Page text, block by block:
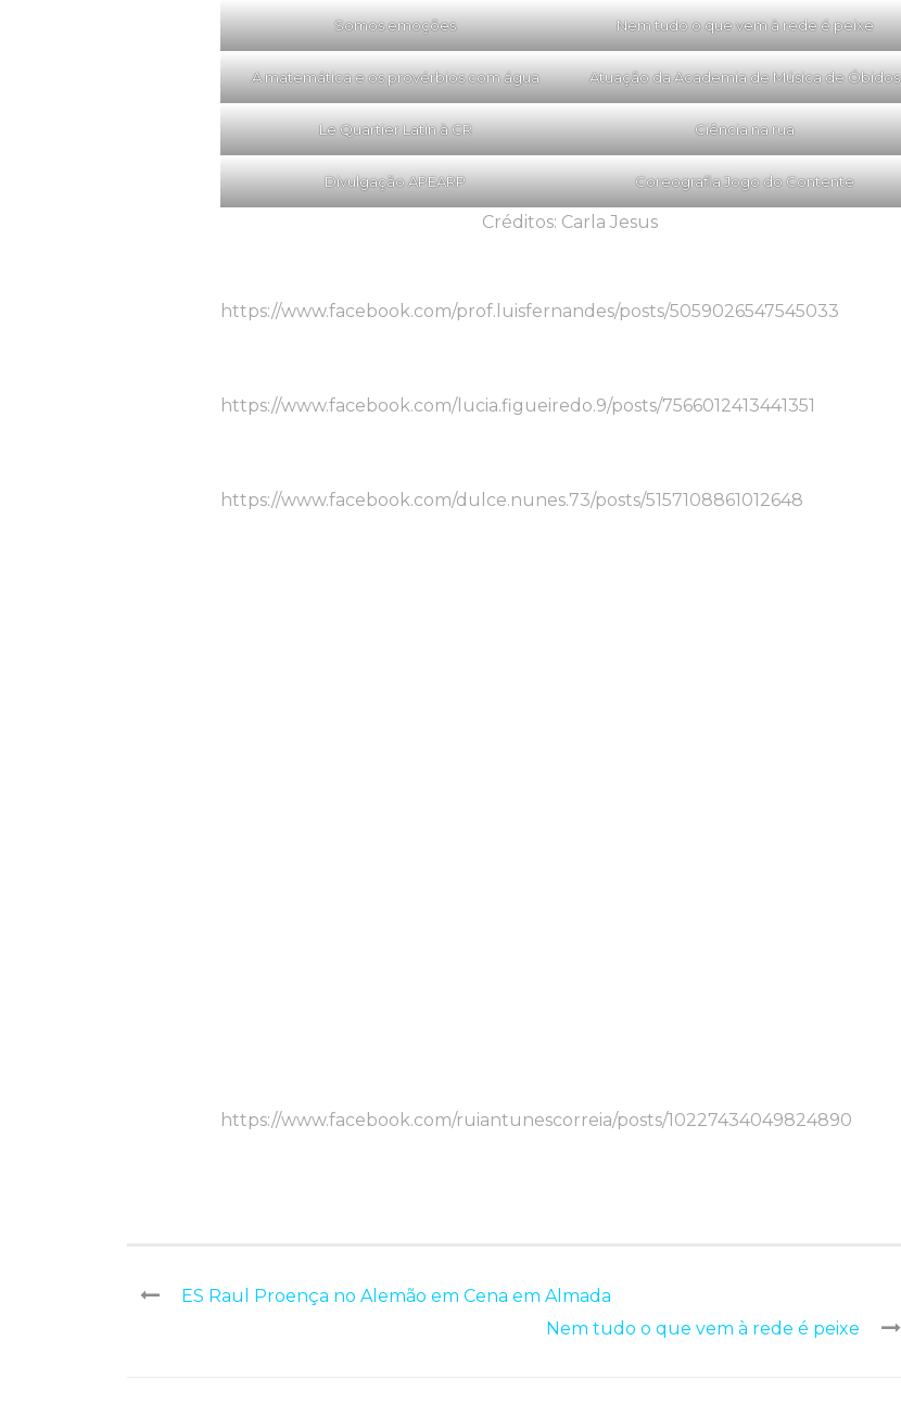
Somos emoções Nem tudo o que vem à rede é peixe
A matemática e os provérbios com água Atuação da Academia de Música de Óbidos
Le Quartier Latin à CR Ciência na rua
Divulgação APEARP Coreografia Jogo do Contente
Créditos: Carla Jesus
https://www.facebook.com/prof.luisfernandes/posts/5059026547545033
https://www.facebook.com/lucia.figueiredo.9/posts/7566012413441351
https://www.facebook.com/dulce.nunes.73/posts/5157108861012648
https://www.facebook.com/ruiantunescorreia/posts/10227434049824890
ES Raul Proença no Alemão em Cena em Almada
Nem tudo o que vem à rede é peixe